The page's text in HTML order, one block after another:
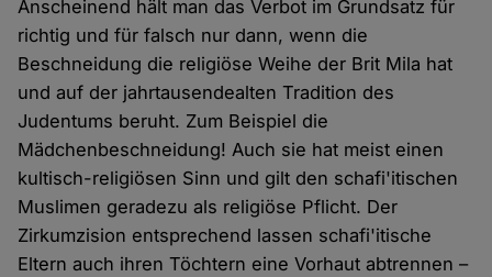
Anscheinend hält man das Verbot im Grundsatz für
richtig und für falsch nur dann, wenn die
Beschneidung die religiöse Weihe der Brit Mila hat
und auf der jahrtausendealten Tradition des
Judentums beruht. Zum Beispiel die
Mädchenbeschneidung! Auch sie hat meist einen
kultisch-religiösen Sinn und gilt den schafi'itischen
Muslimen geradezu als religiöse Pflicht. Der
Zirkumzision entsprechend lassen schafi'itische
Eltern auch ihren Töchtern eine Vorhaut abtrennen –